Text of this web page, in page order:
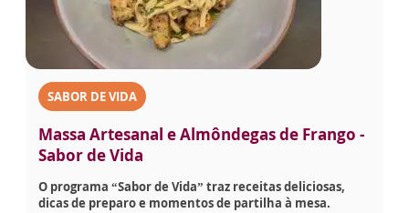
SABOR DE VIDA
Massa Artesanal e Almôndegas de Frango -
Sabor de Vida
O programa “Sabor de Vida” traz receitas deliciosas,
dicas de preparo e momentos de partilha à mesa.